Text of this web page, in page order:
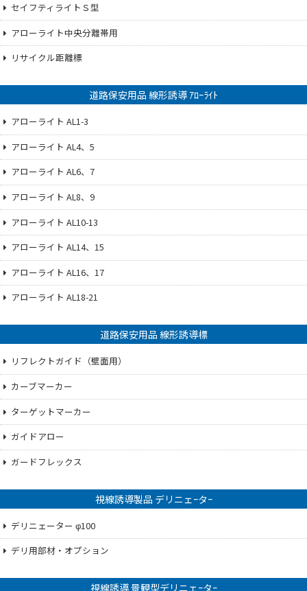
セイフティライトＳ型
アローライト中央分離帯用
リサイクル距離標
道路保安用品 線形誘導 ｱﾛｰﾗｲﾄ
アローライト AL1-3
アローライト AL4、5
アローライト AL6、7
アローライト AL8、9
アローライト AL10-13
アローライト AL14、15
アローライト AL16、17
アローライト AL18-21
道路保安用品 線形誘導標
リフレクトガイド（壁面用）
カーブマーカー
ターゲットマーカー
ガイドアロー
ガードフレックス
視線誘導製品 デリニェｰタｰ
デリニェーター φ100
デリ用部材・オプション
視線誘導 景観型デリニェｰタｰ